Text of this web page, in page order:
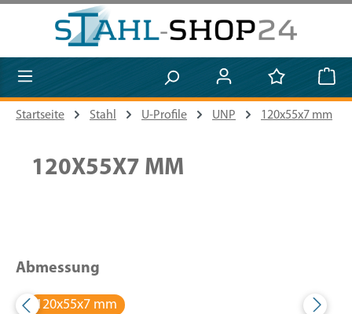
Zum Hauptinhalt springen
Startseite Stahl U-Profile UNP 120x55x7 mm
120X55X7 MM
Abmessung
120x55x7 mm